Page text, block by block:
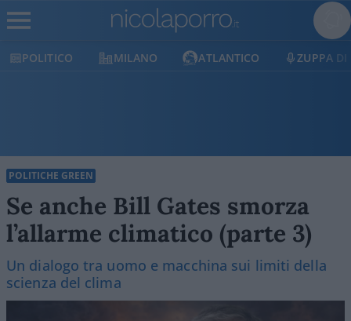
MILANO ATLANTICO ZUPPA DI PORRO
POLITICHE GREEN
Se anche Bill Gates smorza
l’allarme climatico (parte 3)
Un dialogo tra uomo e macchina sui limiti della
scienza del clima